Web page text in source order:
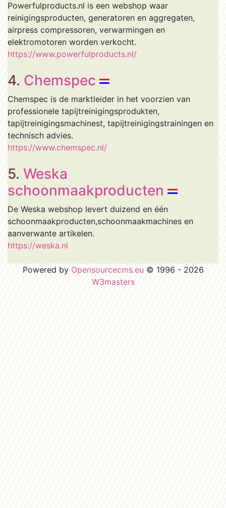
Powerfulproducts.nl is een webshop waar
reinigingsproducten, generatoren en aggregaten,
airpress compressoren, verwarmingen en
elektromotoren worden verkocht.
https://www.powerfulproducts.nl/
4. Chemspec
Chemspec is de marktleider in het voorzien van
professionele tapijtreinigingsprodukten,
tapijtreinigingsmachinest, tapijtreinigingstrainingen en
technisch advies.
https://www.chemspec.nl/
5. Weska
schoonmaakproducten
De Weska webshop levert duizend en één
schoonmaakproducten,schoonmaakmachines en
aanverwante artikelen.
https://weska.nl
Powered byOpensourcecms.eu© 1996 - 2026
W3masters